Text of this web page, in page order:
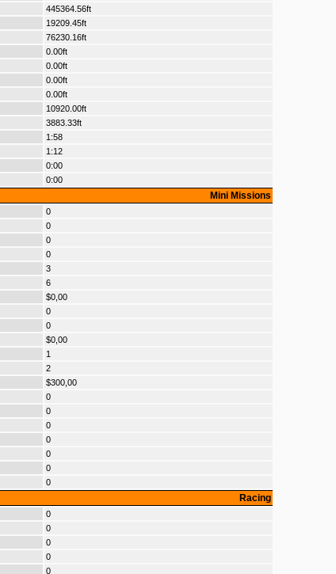
445364.56ft
19209.45ft
76230.16ft
0.00ft
0.00ft
0.00ft
0.00ft
10920.00ft
3883.33ft
1:58
1:12
0:00
0:00
Mini Missions
0
0
0
0
3
6
$0,00
0
0
$0,00
1
2
$300,00
0
0
0
0
0
0
0
Racing
0
0
0
0
0